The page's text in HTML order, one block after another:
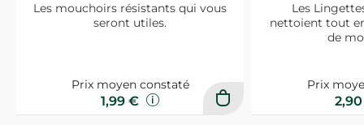
Les mouchoirs résistants qui vous
seront utiles.
Prix moyen constaté
1,99 €
Les
nettoient tout
de
Prix